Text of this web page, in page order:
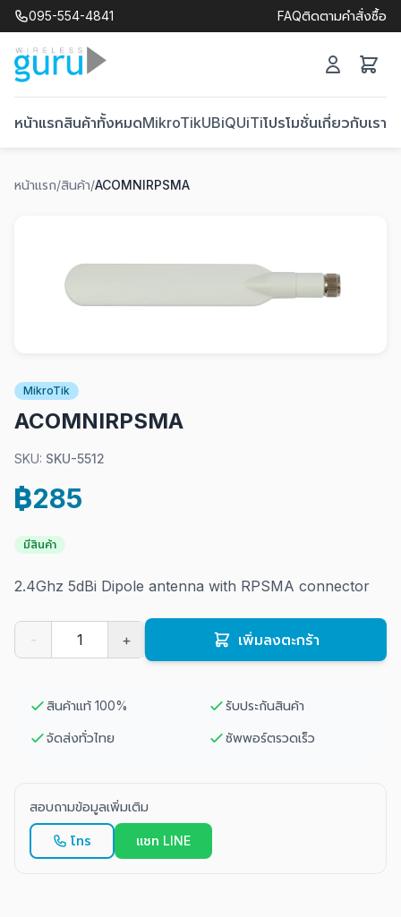
095-554-4841 FAQติดตามคำสั่งซื้อ
หน้าแรกสินค้าทั้งหมดMikroTikUBiQUiTiโปรโมชั่นเกี่ยวกับเรา
หน้าแรก/สินค้า/ACOMNIRPSMA
MikroTik
ACOMNIRPSMA
SKU: SKU-5512
฿285
มีสินค้า
2.4Ghz 5dBi Dipole antenna with RPSMA connector
- + เพิ่มลงตะกร้า
สินค้าแท้ 100% รับประกันสินค้า
จัดส่งทั่วไทย ซัพพอร์ตรวดเร็ว
สอบถามข้อมูลเพิ่มเติม
โทร แชท LINE